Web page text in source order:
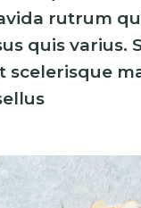
rutrum
quis varius.
scelerisque